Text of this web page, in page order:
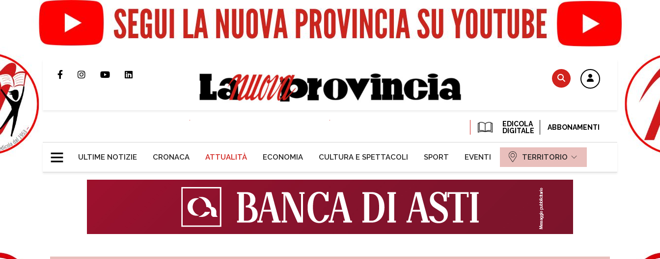
EDICOLA
DIGITALE
ABBONAMENTI
ULTIME NOTIZIE CRONACA ATTUALITÀ ECONOMIA CULTURA E SPETTACOLI SPORT EVENTI TERRITORIO